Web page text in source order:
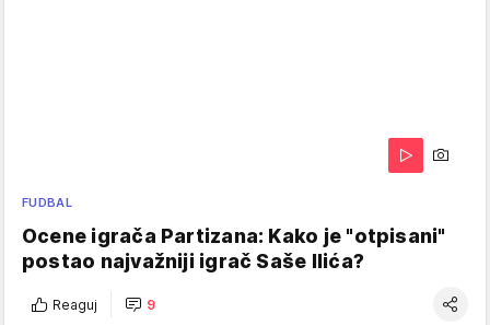
FUDBAL
Ocene igrača Partizana: Kako je "otpisani"
postao najvažniji igrač Saše Ilića?
Reaguj 9